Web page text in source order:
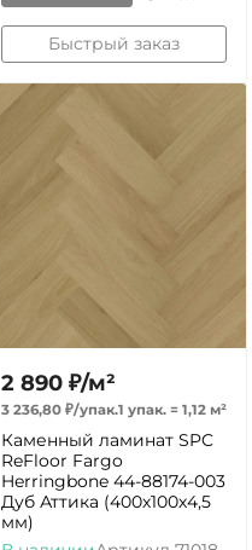
Быстрый заказ
2 890 ₽/м²
3 236,80 ₽/упак.1 упак. = 1,12 м²
Каменный ламинат SPC
ReFloor Fargo
Herringbone 44-88174-003
Дуб Аттика (400х100х4,5
мм)